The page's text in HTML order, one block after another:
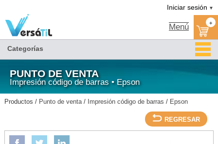
CARTUCHO DE TINTA P/TM-C3500 MAGENTA-EPSON/Epson/Impresión código de
Iniciar sesión ▼
Menú +
Categorías
PUNTO DE VENTA
Impresión código de barras • Epson
Productos / Punto de venta/ Impresión código de barras / Epson
REGRESAR
CARTUCHO DE TINTA P/TM-C3500 MAGENTA-EPSON
EPSON